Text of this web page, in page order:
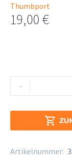
Thumbport
19,00 €
-
Thumbport
pink/weiß

Alternative:
Artikelnummer: